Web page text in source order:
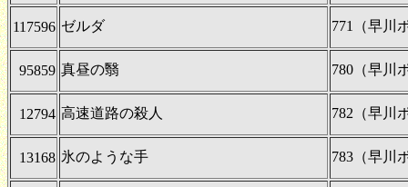
117596 ゼルダ 771（早川
95859 真昼の翳 780（早川
12794 高速道路の殺人 782（早川
13168 氷のような手 783（早川